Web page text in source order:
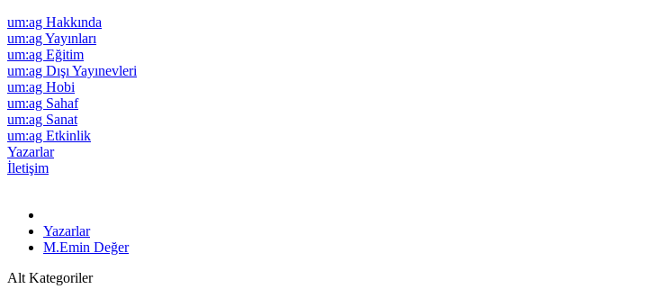
um:ag Hakkında
um:ag Yayınları
um:ag Eğitim
um:ag Dışı Yayınevleri
um:ag Hobi
um:ag Sahaf
um:ag Sanat
um:ag Etkinlik
Yazarlar
İletişim
Yazarlar
M.Emin Değer
Alt Kategoriler